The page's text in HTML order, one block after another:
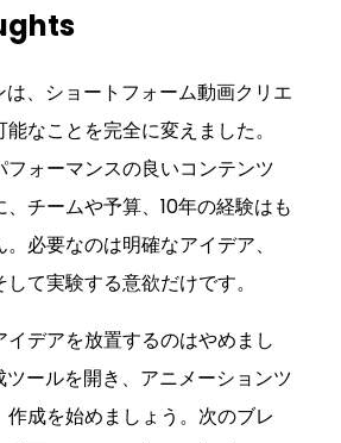
、ショートフォーム動画クリエ
なことを完全に変えました。
フォーマンスの良いコンテンツ
チームや予算、10年の経験はも
必要なのは明確なアイデア、
て実験する意欲だけです。
イデアを放置するのはやめまし
ツールを開き、アニメーションツ
作成を始めましょう。次のブレ